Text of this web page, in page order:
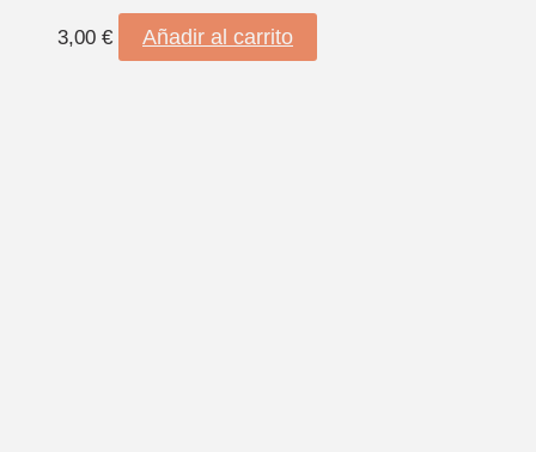
3,00 € Añadir al carrito